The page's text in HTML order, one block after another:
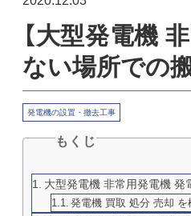
【大型発電機
ない場所での
発電機の設置・撤去工事
もくじ
大型発電機 非常用発電機 発
発電機 買取 処分 売却